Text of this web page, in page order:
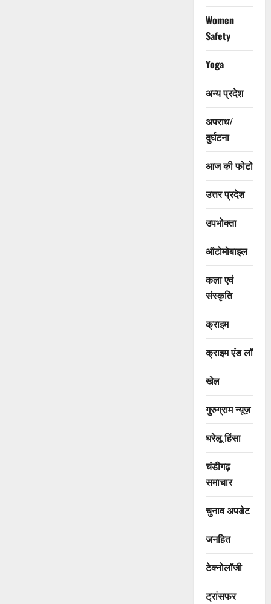
Women
Safety
Yoga
अन्य प्रदेश
अपराध/
दुर्घटना
आज की फोटो
उत्तर प्रदेश
उपभोक्ता
ऑटोमोबाइल
कला एवं
संस्कृति
क्राइम
क्राइम एंड लॉ
खेल
गुरुग्राम न्यूज़
घरेलू हिंसा
चंडीगढ़
समाचार
चुनाव अपडेट
जनहित
टेक्नोलॉजी
ट्रांसफर